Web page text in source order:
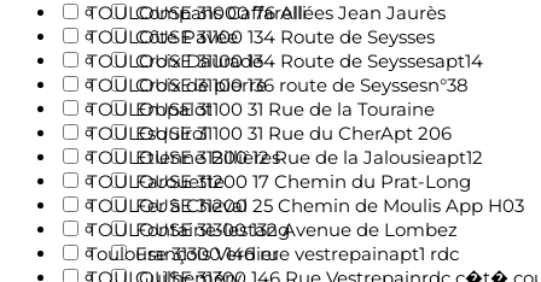
Compans Caffarelli
Côte Pavée
Croix Daurade
Croix de pierre
Empalot
Esquirol
Etienne Billières
Farouette
Fer à Cheval
Fontaine-lestang
François Verdier
TOULOUSE 31000 76 Allées Jean Jaurès
TOULOUSE 31100 134 Route de Seysses
TOULOUSE 31100 134 Route de Seyssesapt14
TOULOUSE 31100 136 route de Seyssesn°38
TOULOUSE 31100 31 Rue de la Touraine
TOULOUSE 31100 31 Rue du CherApt 206
TOULOUSE 31200 12 Rue de la Jalousieapt12
TOULOUSE 31200 17 Chemin du Prat-Long
TOULOUSE 31200 25 Chemin de Moulis App H03
TOULOUSE 31300 132 Avenue de Lombez
Toulouse 31300 146 rue vestrepainapt1 rdc